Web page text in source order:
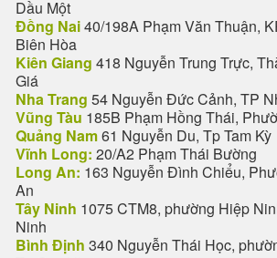
Dầu Một
Đồng Nai40/198A Phạm Văn Thuận,
Biên Hòa
Kiên Giang 418 Nguyễn Trung Trực,
Giá
Nha Trang 54 Nguyễn Đức Cảnh, TP
Vũng Tàu 185B Phạm Hồng Thái,
Quảng Nam61 Nguyễn Du, Tp Tam Kỳ
Vĩnh Long: 20/A2 Phạm Thái Bường
Long An: 163 Nguyễn Đình Chiểu,
An
Tây Ninh 1075 CTM8, phường Hiệp
Ninh
Bình Định 340 Nguyễn Thái Học,